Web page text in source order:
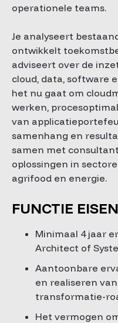
operationele teams.
Je analyseert
ontwikkelt
adviseert over de
cloud, data, software
het nu gaat om
werken,
van
samenhang en
samen met
oplossingen in
agrifood en energie.
FUNCTIE EISEN
Minimaal 4 jaar
Architect of
Aantoonbare
en realiseren
transformatie-
Het vermogen